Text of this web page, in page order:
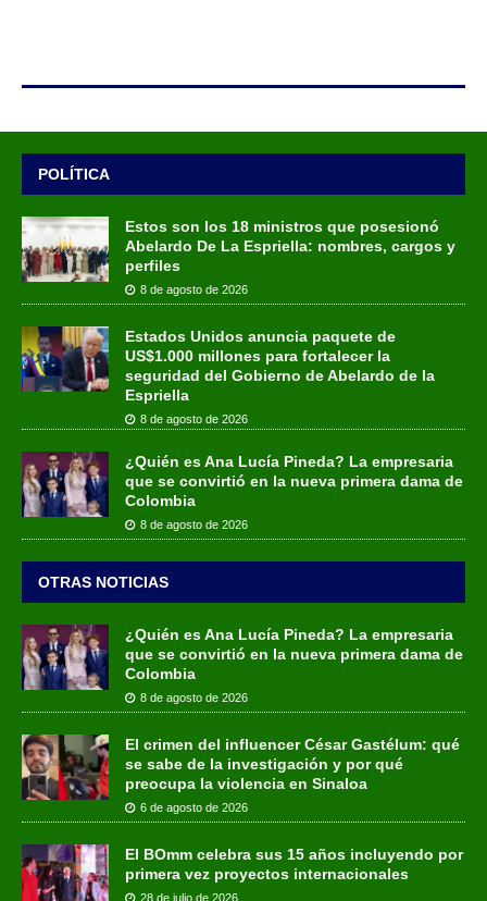
POLÍTICA
Estos son los 18 ministros que posesionó
Abelardo De La Espriella: nombres, cargos y
perfiles
8 de agosto de 2026
Estados Unidos anuncia paquete de
US$1.000 millones para fortalecer la
seguridad del Gobierno de Abelardo de la
Espriella
8 de agosto de 2026
¿Quién es Ana Lucía Pineda? La empresaria
que se convirtió en la nueva primera dama de
Colombia
8 de agosto de 2026
OTRAS NOTICIAS
¿Quién es Ana Lucía Pineda? La empresaria
que se convirtió en la nueva primera dama de
Colombia
8 de agosto de 2026
El crimen del influencer César Gastélum: qué
se sabe de la investigación y por qué
preocupa la violencia en Sinaloa
6 de agosto de 2026
El BOmm celebra sus 15 años incluyendo por
primera vez proyectos internacionales
28 de julio de 2026